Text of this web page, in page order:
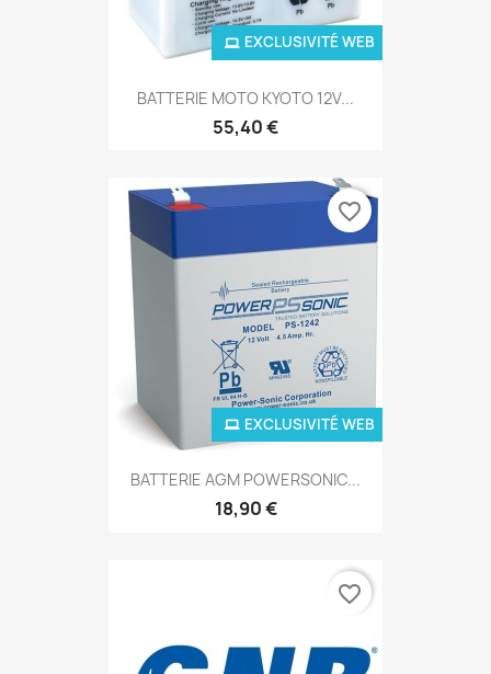
BATTERIE MOTO KYOTO 12V...
55,40 €
EXCLUSIVITÉ WEB
BATTERIE AGM POWERSONIC...
18,90 €
EXCLUSIVITÉ WEB
favorite_border
favorite_border